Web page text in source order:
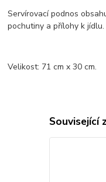
Servírovací podnos
pochutiny a přílohy k jídlu.
Velikost: 71 cm x 30 cm.
Související